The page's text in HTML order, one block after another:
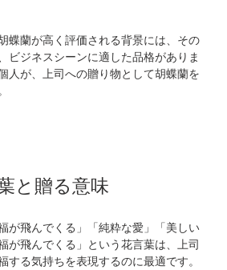
蝶蘭が高く評価される背景には、その
ビジネスシーンに適した品格がありま
人が、上司への贈り物として胡蝶蘭を
と贈る意味
が飛んでくる」「純粋な愛」「美しい
が飛んでくる」という花言葉は、上司
する気持ちを表現するのに最適です。